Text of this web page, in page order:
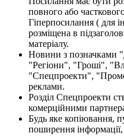
повного або
Гіперпосилання ( для
розміщена в
матеріалу.
Новини з позначками
"Регіони", "Гроші",
"Спецпроекти",
реклами.
Розділ Спецпроекти
комерційними
Будь яке копіювання,
поширення